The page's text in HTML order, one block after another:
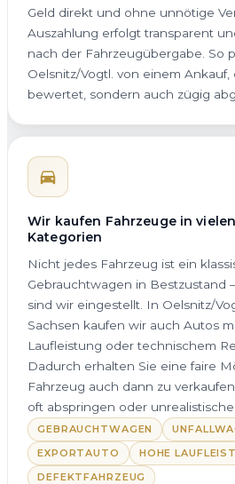
Geld direkt und ohne unnötige
Auszahlung erfolgt transparent
nach der Fahrzeugübergabe. So
Oelsnitz/Vogtl. von einem
bewertet, sondern auch zügig
Wir kaufen Fahrzeuge in
Kategorien
Nicht jedes Fahrzeug ist ein
Gebrauchtwagen in Bestzustand
sind wir eingestellt. In Oelsnitz/
Sachsen kaufen wir auch Autos
Laufleistung oder technischem
Dadurch erhalten Sie eine faire
Fahrzeug auch dann zu
oft abspringen oder
GEBRAUCHTWAGEN
EXPORTAUTO
HOHE
DEFEKTFAHRZEUG